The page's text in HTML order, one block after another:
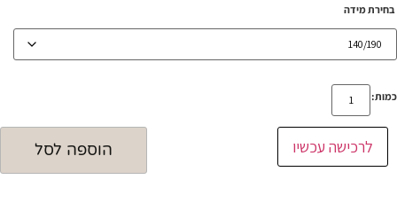
בחירת מידה
כמות:כמות
מזרן
פולירון
דגם הוספה לסל לרכישה עכשיו